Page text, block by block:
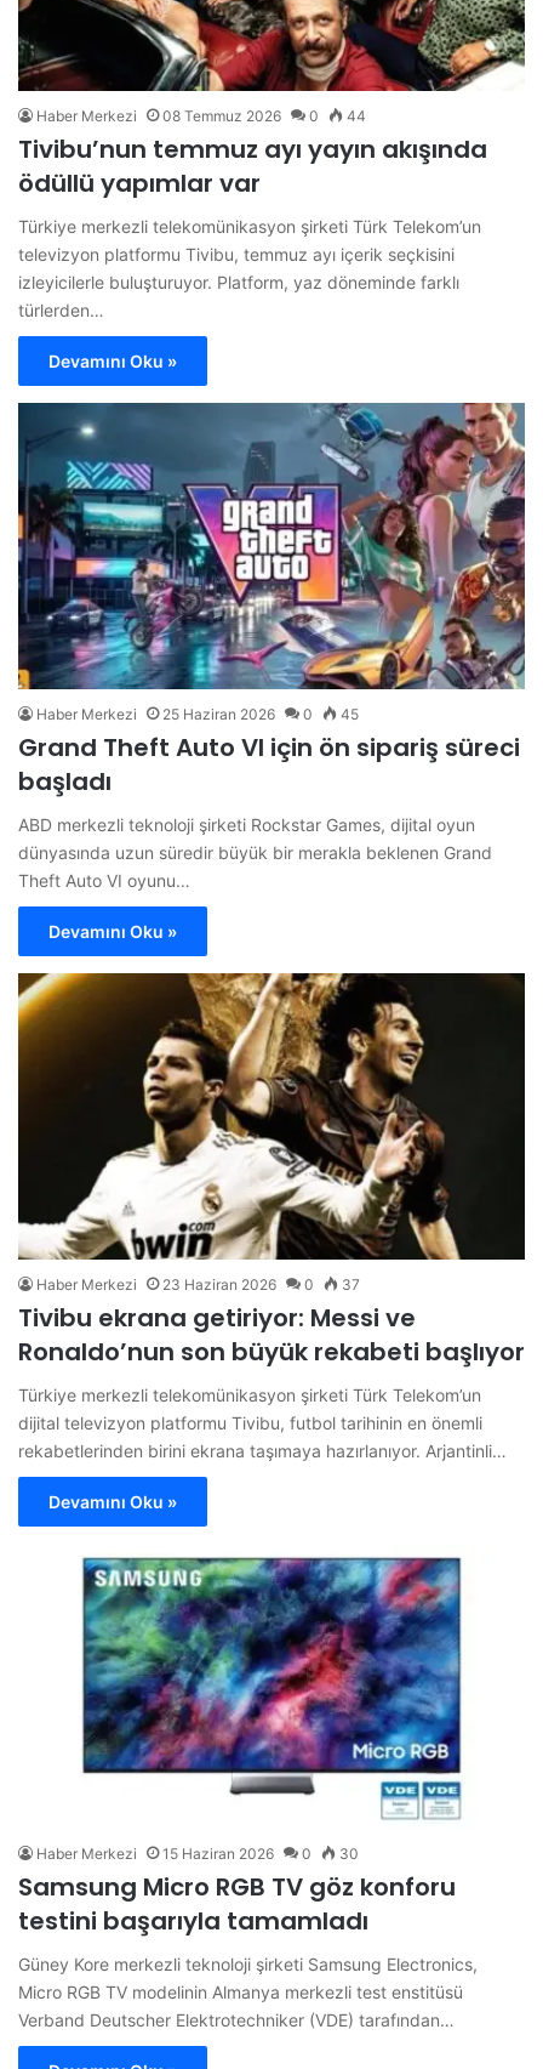
Haber Merkezi 08 Temmuz 2026 0 44
Tivibu’nun temmuz ayı yayın akışında
ödüllü yapımlar var
Türkiye merkezli telekomünikasyon şirketi Türk Telekom’un
televizyon platformu Tivibu, temmuz ayı içerik seçkisini
izleyicilerle buluşturuyor. Platform, yaz döneminde farklı
türlerden…
Devamını Oku »
Haber Merkezi 25 Haziran 2026 0 45
Grand Theft Auto VI için ön sipariş süreci
başladı
ABD merkezli teknoloji şirketi Rockstar Games, dijital oyun
dünyasında uzun süredir büyük bir merakla beklenen Grand
Theft Auto VI oyunu…
Devamını Oku »
Haber Merkezi 23 Haziran 2026 0 37
Tivibu ekrana getiriyor: Messi ve
Ronaldo’nun son büyük rekabeti başlıyor
Türkiye merkezli telekomünikasyon şirketi Türk Telekom’un
dijital televizyon platformu Tivibu, futbol tarihinin en önemli
rekabetlerinden birini ekrana taşımaya hazırlanıyor. Arjantinli…
Devamını Oku »
Haber Merkezi 15 Haziran 2026 0 30
Samsung Micro RGB TV göz konforu
testini başarıyla tamamladı
Güney Kore merkezli teknoloji şirketi Samsung Electronics,
Micro RGB TV modelinin Almanya merkezli test enstitüsü
Verband Deutscher Elektrotechniker (VDE) tarafından…